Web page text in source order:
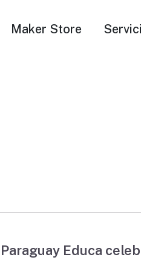
Maker Store
Paraguay Educa